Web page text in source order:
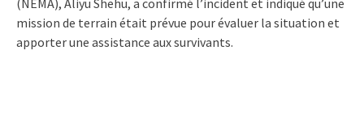
mission de terrain était prévue pour évaluer la situation et
apporter une assistance aux survivants.